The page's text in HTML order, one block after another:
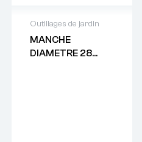
Outillages de jardin
MANCHE
DIAMETRE 28
Demande de
devis : 01 64 88